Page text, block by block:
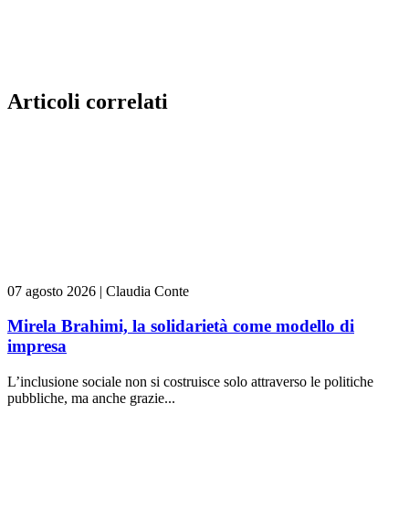
Articoli correlati
07 agosto 2026 | Claudia Conte
Mirela Brahimi, la solidarietà come modello di
impresa
L’inclusione sociale non si costruisce solo attraverso le politiche
pubbliche, ma anche grazie...